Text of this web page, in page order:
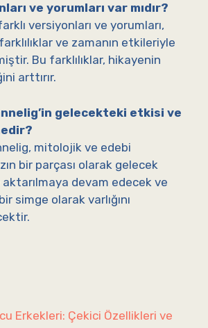
ve yorumları var mıdır?
versiyonları ve yorumları,
ve zamanın etkileriyle
Bu farklılıklar, hikayenin
arttırır.
gelecekteki etkisi ve
mitolojik ve edebi
bir parçası olarak gelecek
devam edecek ve
simge olarak varlığını
Erkekleri: Çekici Özellikleri ve